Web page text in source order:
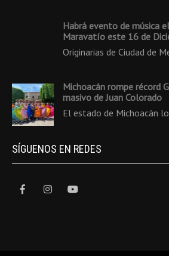
Habrá evento de música
Maravatío este 16 de
Originarias de Ciudad de
Michoacán rompe récord
masivo de Juan Colorado
El estado de Michoacán
SÍGUENOS EN REDES